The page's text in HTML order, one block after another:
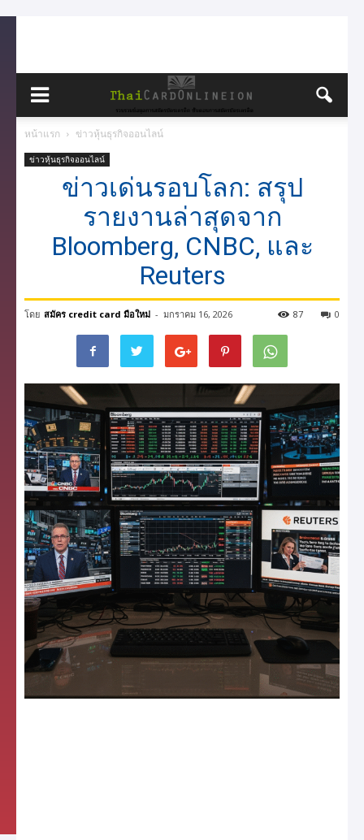
หน้าแรก ข่าวหุ้นธุรกิจออนไลน์
ข่าวหุ้นธุรกิจออนไลน์
ข่าวเด่นรอบโลก: สรุป
รายงานล่าสุดจาก
Bloomberg, CNBC, และ
Reuters
โดย สมัคร credit card มือใหม่ - มกราคม 16, 2026 0
87